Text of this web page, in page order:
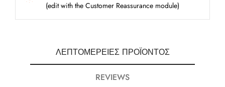
(edit with the Customer Reassurance module)
ΛΕΠΤΟΜΈΡΕΙΕΣ ΠΡΟΪΌΝΤΟΣ
REVIEWS